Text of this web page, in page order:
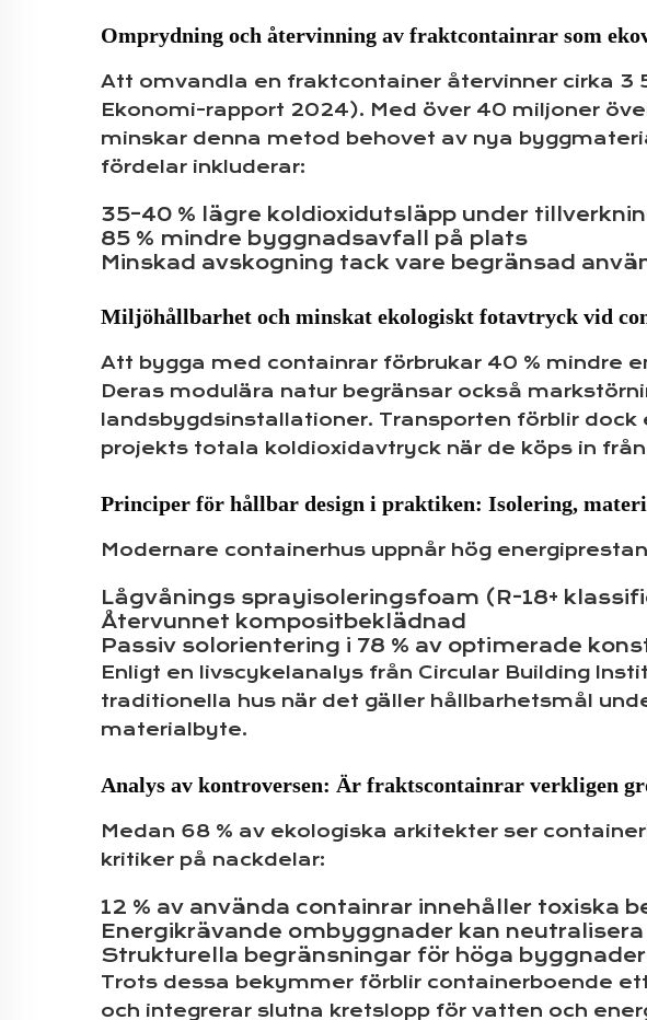
Omprydning och återvinning av fraktcontainrar som
Att omvandla en fraktcontainer återvinner cirka 3
Ekonomi-rapport 2024). Med över 40 miljoner
minskar denna metod behovet av nya
fördelar inkluderar:
35–40 % lägre koldioxidutsläpp under
85 % mindre byggnadsavfall på plats
Minskad avskogning tack vare begränsad
Miljöhållbarhet och minskat ekologiskt fotavtryck vid
Att bygga med containrar förbrukar 40 % mindre
Deras modulära natur begränsar också
landsbygdsinstallationer. Transporten förblir
projekts totala koldioxidavtryck när de köps in
Principer för hållbar design i praktiken: Isolering,
Modernare containerhus uppnår hög
Lågvånings sprayisoleringsfoam (R-18+
Återvunnet kompositbeklädnad
Passiv solorientering i 78 % av optimerade
Enligt en livscykelanalys från Circular Building
traditionella hus när det gäller hållbarhetsmål
materialbyte.
Analys av kontroversen: Är fraktscontainrar verkligen
Medan 68 % av ekologiska arkitekter ser
kritiker på nackdelar:
12 % av använda containrar innehåller toxiska
Energikrävande ombyggnader kan
Strukturella begränsningar för höga
Trots dessa bekymmer förblir containerboende
och integrerar slutna kretslopp för vatten och